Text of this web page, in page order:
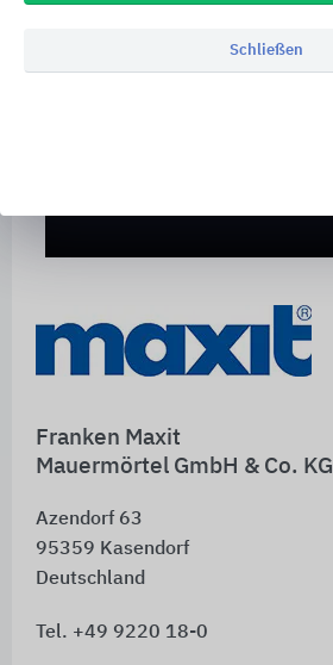
Franken Maxit
Mauermörtel GmbH & Co. KG
Azendorf 63
95359 Kasendorf
Deutschland
Tel. +49 9220 18-0
Schließen